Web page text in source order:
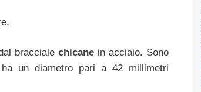
braccialechicane in acciaio. Sono
un diametro pari a 42 millimetri